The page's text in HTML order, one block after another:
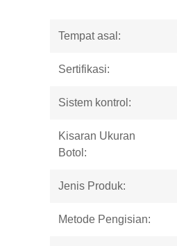
Tempat asal:
Sertifikasi:
Sistem kontrol:
Kisaran Ukuran
Botol:
Jenis Produk:
Metode Pengisian: